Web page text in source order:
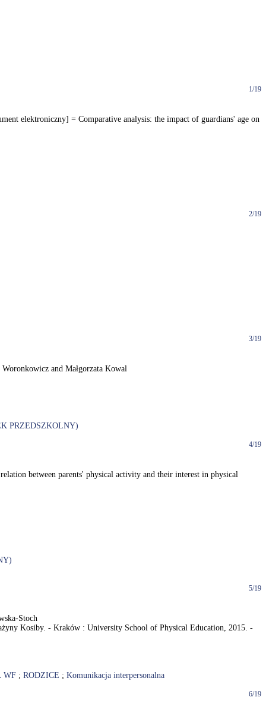
1/19
elektroniczny] = Comparative analysis: the impact of guardians' age on
2/19
3/19
and Małgorzata Kowal
PRZEDSZKOLNY)
4/19
between parents' physical activity and their interest in physical
5/19
Stoch
Kosiby. - Kraków : University School of Physical Education, 2015. -
WF ; RODZICE ; Komunikacja interpersonalna
6/19